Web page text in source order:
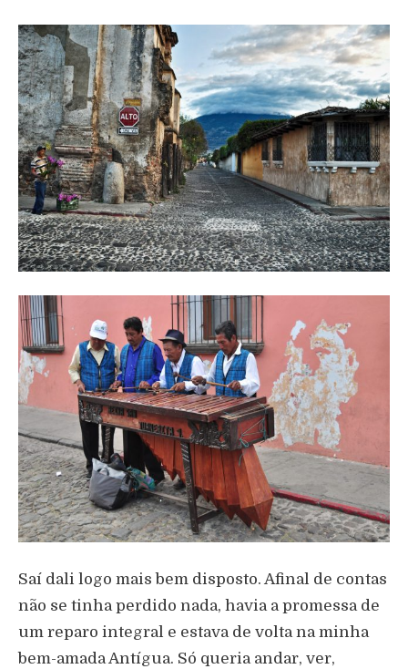
Saí dali logo mais bem disposto. Afinal de contas
não se tinha perdido nada, havia a promessa de
um reparo integral e estava de volta na minha
bem-amada Antígua. Só queria andar, ver,